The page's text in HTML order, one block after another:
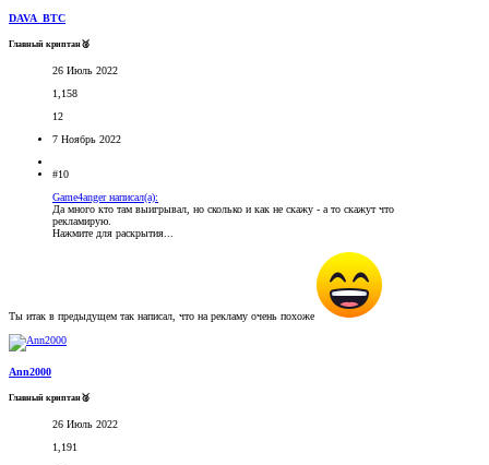
DAVA_BTC
Главный криптан🥈
26 Июль 2022
1,158
12
7 Ноябрь 2022
#10
Game4anger написал(а):
Да много кто там выигрывал, но сколько и как не скажу - а то скажут что
рекламирую.
Нажмите для раскрытия...
Ты итак в предыдущем так написал, что на рекламу очень похоже
Ann2000
Главный криптан🥈
26 Июль 2022
1,191